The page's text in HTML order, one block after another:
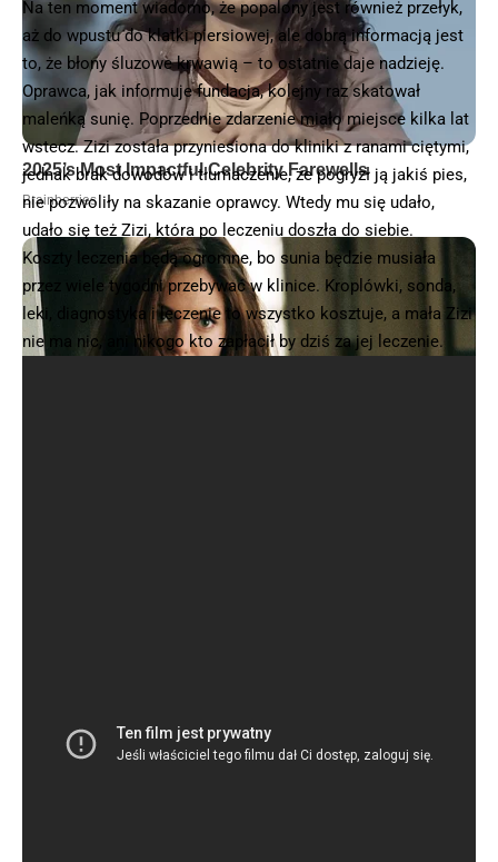
Na ten moment wiadomo, że popalony jest również przełyk,
aż do wpustu do klatki piersiowej, ale dobrą informacją jest
to, że błony śluzowe krwawią – to ostatnie daje nadzieję.
Oprawca, jak informuje fundacja, kolejny raz skatował
maleńką sunię. Poprzednie zdarzenie miało miejsce kilka lat
wstecz. Zizi została przyniesiona do kliniki z ranami ciętymi,
jednak brak dowodów i tłumaczenie, że pogryzł ją jakiś pies,
nie pozwoliły na skazanie oprawcy. Wtedy mu się udało,
udało się też Zizi, która po leczeniu doszła do siebie.
Koszty leczenia będą ogromne, bo sunia będzie musiała
przez wiele tygodni przebywać w klinice. Kroplówki, sonda,
leki, diagnostyka i leczenie to wszystko kosztuje, a mała Zizi
nie ma nic, ani nikogo kto zapłacił by dziś za jej leczenie.